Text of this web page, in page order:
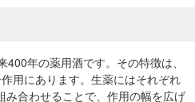
400年の薬用酒です。その特徴は、
用にあります。生薬にはそれぞれ
合わせることで、作用の幅を広げ